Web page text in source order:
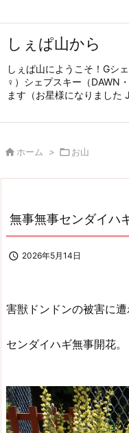
しぇぱ山から
しぇぱ山にようこそ！G
♀）シェプスキー（DAWN
ます（お星様になりまし
 ホーム > お山
無事無事センダイハ
 2026年5月14日
害獣ドンドンの被害に遭
センダイハギ無事開花。